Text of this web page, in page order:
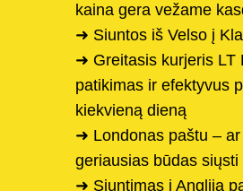
kaina gera vežame
➜ Siuntos iš Velso į
➜ Greitasis kurjeris LT
patikimas ir efektyvus
kiekvieną dieną
➜ Londonas paštu – ar
geriausias būdas siųsti
➜ Siuntimas į Angliją